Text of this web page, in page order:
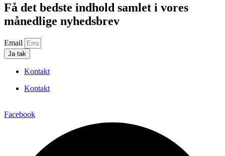
Få det bedste indhold samlet i vores
månedlige nyhedsbrev
Email
Ja tak
Kontakt
Kontakt
Facebook